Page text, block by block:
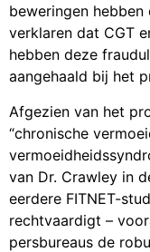
beweringen
verklaren dat CGT
hebben deze
aangehaald bij het
Afgezien van het
“chronische
van Dr. Crawley in
eerdere FITNET-
rechtvaardigt –
persbureaus de